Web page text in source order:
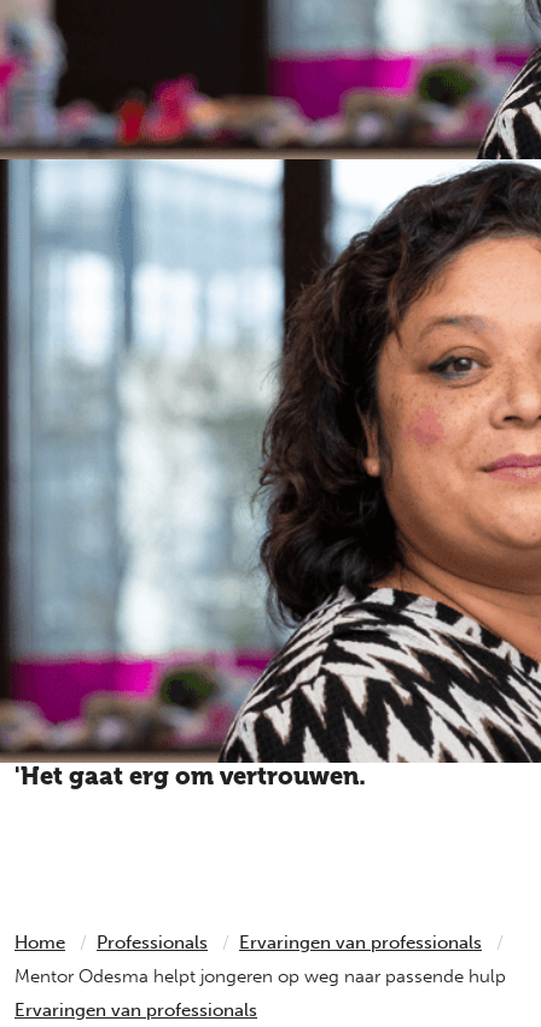
'Het gaat erg om vertrouwen.
Home Professionals
Ervaringen van professionals
Mentor Odesma helpt jongeren op weg naar passende hulp
Ervaringen van professionals